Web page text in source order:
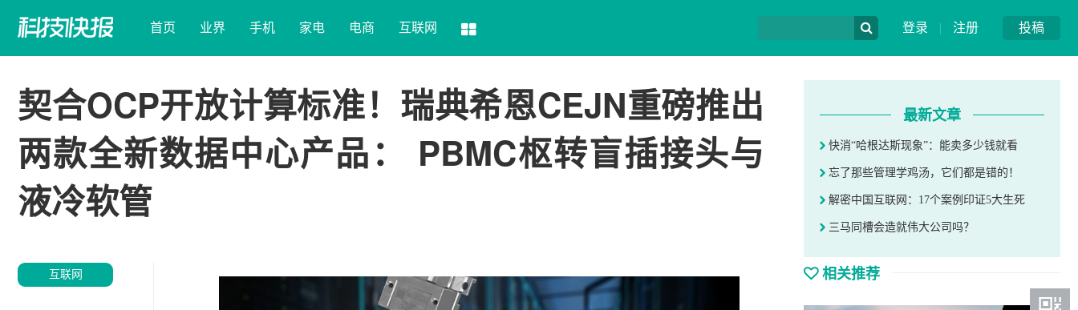
投稿
登录 | 注册
首页 业界 手机 家电 电商 互联网
契合OCP开放计算标准！瑞典希恩CEJN重磅推出
两款全新数据中心产品： PBMC枢转盲插接头与
液冷软管
互联网
最新文章
快消“哈根达斯现象”：能卖多少钱就看
忘了那些管理学鸡汤，它们都是错的！
解密中国互联网：17个案例印证5大生死
三马同槽会造就伟大公司吗？
相关推荐